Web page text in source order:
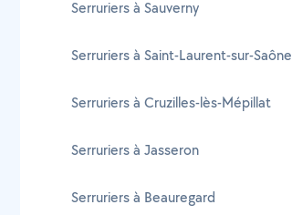
Serruriers à Sauverny
Serruriers à Saint-Laurent-sur-Saône
Serruriers à Cruzilles-lès-Mépillat
Serruriers à Jasseron
Serruriers à Beauregard